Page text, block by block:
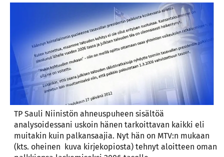
TP Sauli Niinistön ahneuspuheen sisältöä
analysoidessani uskoin hänen tarkoittavan kaikki eli
muitakin kuin palkansaajia. Nyt hän on MTV:n mukaan
(kts. oheinen kuva kirjekopiosta) tehnyt aloitteen oman